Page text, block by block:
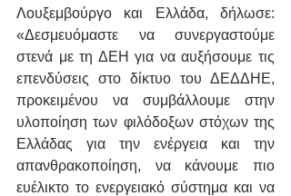
Λουξεμβούργο και Ελλάδα, δήλωσε:
«Δεσμευόμαστε να συνεργαστούμε
στενά με τη ΔΕΗ για να αυξήσουμε τις
επενδύσεις στο δίκτυο του ΔΕΔΔΗΕ,
προκειμένου να συμβάλλουμε στην
υλοποίηση των φιλόδοξων στόχων της
Ελλάδας για την ενέργεια και την
απανθρακοποίηση, να κάνουμε πιο
ευέλικτο το ενεργειακό σύστημα και να